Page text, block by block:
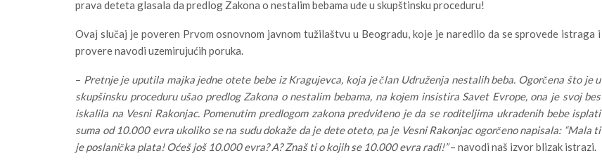
prava deteta glasala da predlog Zakona o nestalim bebama uđe u skupštinsku proceduru!
Ovaj slučaj je poveren Prvom osnovnom javnom tužilaštvu u Beogradu, koje je naredilo da se sprovede istraga i
provere navodi uzemirujućih poruka.
– Pretnje je uputila majka jedne otete bebe iz Kragujevca, koja je član Udruženja nestalih beba. Ogorčena što je u
skupšinsku proceduru ušao predlog Zakona o nestalim bebama, na kojem insistira Savet Evrope, ona je svoj bes
iskalila na Vesni Rakonjac. Pomenutim predlogom zakona predviđeno je da se roditeljima ukradenih bebe isplati
suma od 10.000 evra ukoliko se na sudu dokaže da je dete oteto, pa je Vesni Rakonjac ogorčeno napisala: “Mala ti
je poslanička plata! Oćeš još 10.000 evra? A? Znaš ti o kojih se 10.000 evra radi!”– navodi naš izvor blizak istrazi.